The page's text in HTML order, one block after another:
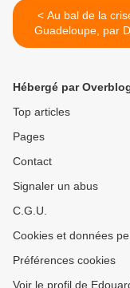
< Au bal de la crise, la
Guadeloupe, par
Hébergé par
Top articles
Pages
Contact
Signaler un abus
C.G.U.
Cookies et données
Préférences cookies
Voir le profil de